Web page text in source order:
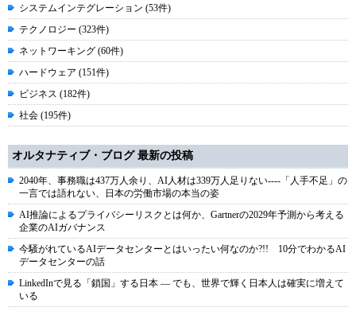
システムインテグレーション (53件)
テクノロジー (323件)
ネットワーキング (60件)
ハードウェア (151件)
ビジネス (182件)
社会 (195件)
オルタナティブ・ブログ 最新の投稿
2040年、事務職は437万人余り、AI人材は339万人足りない----「人手不足」の
一言では語れない、日本の労働市場の本当の姿
AI推論によるプライバシーリスクとは何か、Gartnerの2029年予測から考える
企業のAIガバナンス
今騒がれているAIデータセンターとはいったい何なのか?!! 10分でわかるAI
データセンターの話
LinkedInで見る「鎖国」する日本 ― でも、世界で輝く日本人は確実に増えて
いる